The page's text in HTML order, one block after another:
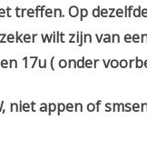
treffen. Op
wilt zijn van
17u ( onder
, niet appen of